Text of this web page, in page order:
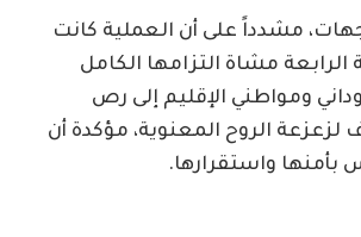
المواجهات، مشدداً على أن العملية كانت
مشاة التزامها الكامل
ومواطني الإقليم إلى رص
الروح المعنوية، مؤكدة أن
واستقرارها.